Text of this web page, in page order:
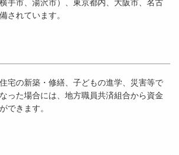
手市、湯沢市）、東京都内、大阪市、名古
されています。
宅の新築・修繕、子どもの進学、災害等で
った場合には、地方職員共済組合から資金
できます。